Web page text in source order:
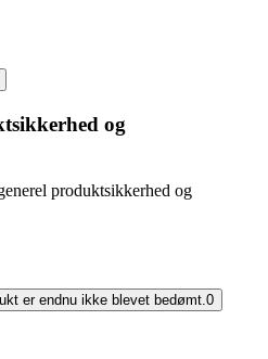
og
produktsikkerhed og
er endnu ikke blevet bedømt. 0